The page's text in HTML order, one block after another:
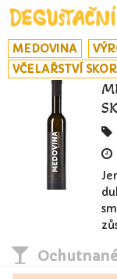
MEDOVINA
VČELAŘSTVÍ
Ochutnané